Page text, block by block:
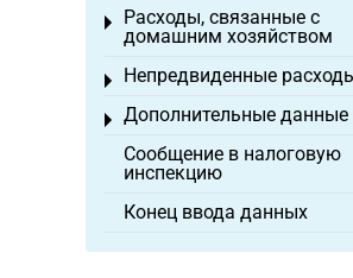
Расходы, связанные с
домашним хозяйством
Toggle menu
Непредвиденные
Toggle menu
Дополнительные данные
Toggle menu
Сообщение в налоговую
инспекцию
Конец ввода данных